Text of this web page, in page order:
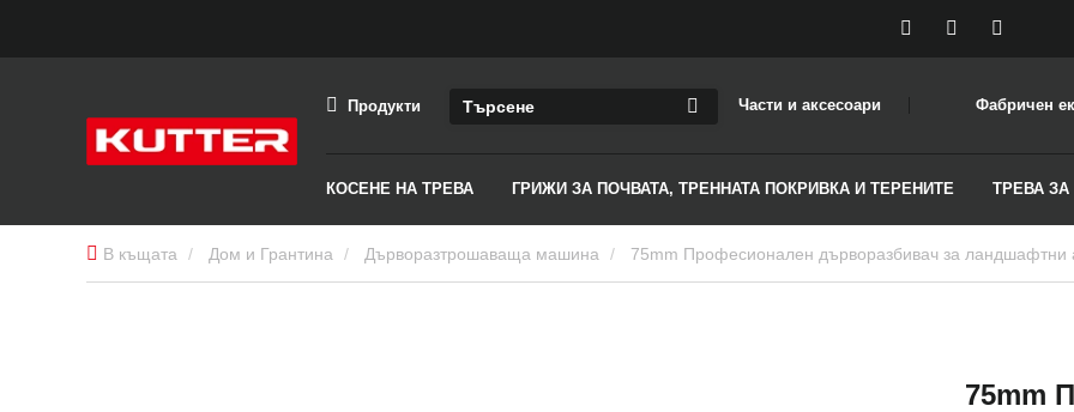
Продукти Части и аксесоари Фабричен
КОСЕНЕ НА ТРЕВА ГРИЖИ ЗА ПОЧВАТА, ТРЕННАТА ПОКРИВКА И ТЕРЕНИТЕ ТРЕВА
В къщата Дом и Грантина Дърворазтрошаваща машина
75mm